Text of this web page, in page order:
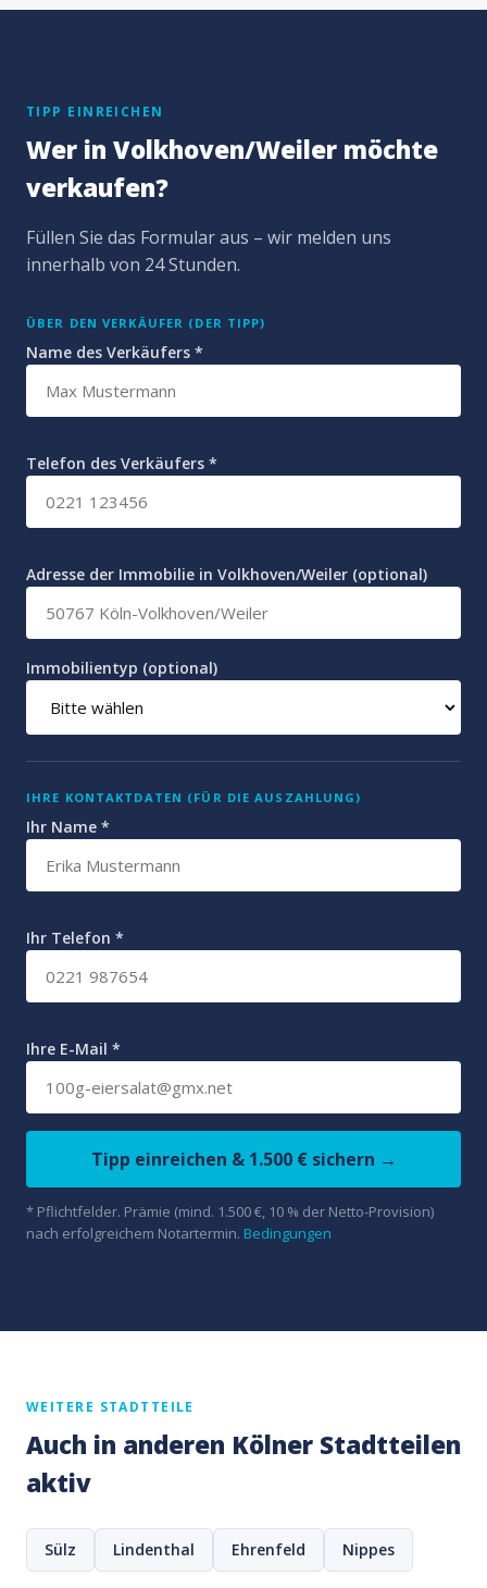
TIPP EINREICHEN
Wer in Volkhoven/Weiler möchte
verkaufen?
Füllen Sie das Formular aus – wir melden uns
innerhalb von 24 Stunden.
ÜBER DEN VERKÄUFER (DER TIPP)
Name des Verkäufers *
Telefon des Verkäufers *
Adresse der Immobilie in Volkhoven/Weiler (optional)
Immobilientyp (optional)
IHRE KONTAKTDATEN (FÜR DIE AUSZAHLUNG)
Ihr Name *
Ihr Telefon *
Ihre E-Mail *
Tipp einreichen & 1.500 € sichern →
* Pflichtfelder. Prämie (mind. 1.500 €, 10 % der Netto-Provision)
nach erfolgreichem Notartermin. Bedingungen
WEITERE STADTTEILE
Auch in anderen Kölner Stadtteilen
aktiv
Sülz Lindenthal Ehrenfeld Nippes